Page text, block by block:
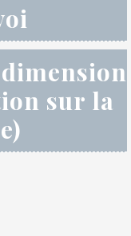
sur la